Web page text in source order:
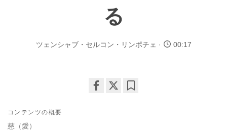
る
ツェンシャブ・セルコン・リンポチェ 00:17
コンテンツの概要
慈（愛）